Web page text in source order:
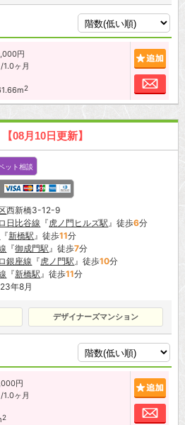
円
1.0ヶ月
2
お
【08月10日更新】
ット相談
西新橋3-12-9
日比谷線 『虎ノ門ヒルズ駅 』徒歩6分
『新橋駅 』徒歩11分
『御成門駅 』徒歩7分
銀座線 『虎ノ門駅 』徒歩10分
『新橋駅 』徒歩11分
年8月
デザイナーズマンション
円
1.0ヶ月
2
お